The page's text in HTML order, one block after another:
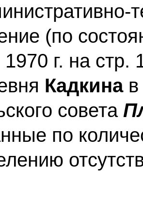
(по
1970 г. на стр.
Кадкинав
совета
по